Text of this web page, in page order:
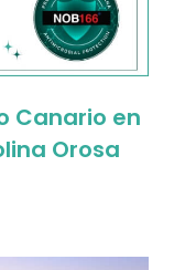
Canario en
Orosa